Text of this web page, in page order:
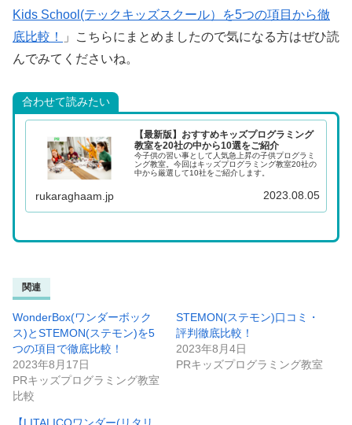
Kids School(テックキッズスクール）を5つの項目から徹
底比較！
」こちらにまとめましたので気になる方はぜひ読
んでみてくださいね。
合わせて読みたい
【最新版】おすすめキッズプログラミング
教室を20社の中から10選をご紹介
今子供の習い事として人気急上昇の子供プログラミ
ング教室。今回はキッズプログラミング教室20社の
中から厳選して10社をご紹介します。
rukaraghaam.jp 2023.08.05
関連
WonderBox(ワンダーボック
ス)とSTEMON(ステモン)を5
つの項目で徹底比較！
2023年8月17日
PRキッズプログラミング教室
比較
STEMON(ステモン)口コミ・
評判徹底比較！
2023年8月4日
PRキッズプログラミング教室